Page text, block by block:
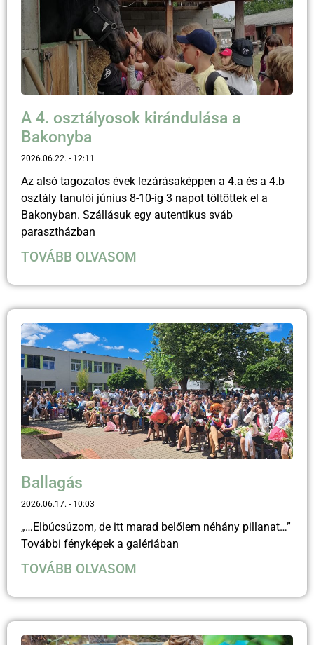
A 4. osztályosok kirándulása a
Bakonyba
2026.06.22. 12:11
Az alsó tagozatos évek lezárásaképpen a 4.a és a 4.b
osztály tanulói június 8-10-ig 3 napot töltöttek el a
Bakonyban. Szállásuk egy autentikus sváb
parasztházban
TOVÁBB OLVASOM
Ballagás
2026.06.17. 10:03
„…Elbúcsúzom, de itt marad belőlem néhány pillanat…”
További fényképek a galériában
TOVÁBB OLVASOM